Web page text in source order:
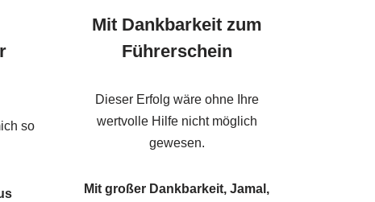
so
Mit Dankbarkeit zum
Führerschein
Dieser Erfolg wäre ohne Ihre
wertvolle Hilfe nicht möglich
gewesen.
Mit großer Dankbarkeit, Jamal,